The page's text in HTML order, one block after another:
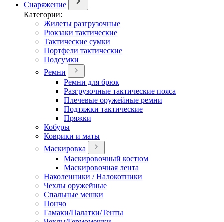
Снаряжение
Категории:
Жилеты разгрузочные
Рюкзаки тактические
Тактические сумки
Портфели тактические
Подсумки
Ремни
Ремни для брюк
Разгрузочные тактические пояса
Плечевые оружейные ремни
Подтяжки тактические
Пряжки
Кобуры
Коврики и маты
Маскировка
Маскировочный костюм
Маскировочная лента
Наколенники / Налокотники
Чехлы оружейные
Спальные мешки
Пончо
Гамаки/Палатки/Тенты